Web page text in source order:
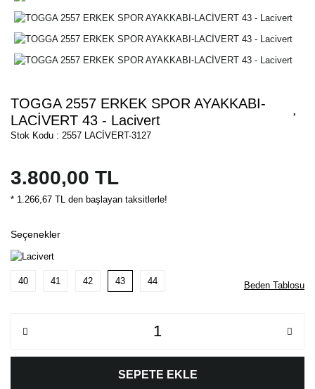
TOGGA 2557 ERKEK SPOR AYAKKABI-
LACİVERT 43 - Lacivert
Stok Kodu : 2557 LACİVERT-3127
3.800,00 TL
* 1.266,67 TL den başlayan taksitlerle!
Seçenekler
40 41 42 43 44 Beden Tablosu
SEPETE EKLE